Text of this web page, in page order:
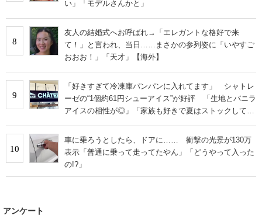
い」「モデルさんかと」
8
友人の結婚式へお呼ばれ→「エレガントな格好で来
て！」と言われ、当日……まさかの参列姿に「いやすご
おおお！」「天才」【海外】
9
「好きすぎて冷凍庫パンパンに入れてます」 シャトレ
ーゼの“1個約61円シューアイス”が好評 「生地とバニラ
アイスの相性が◎」「家族も好きで夏はストックして
10
車に乗ろうとしたら、ドアに…… 衝撃の光景が130万
表示「普通に乗って走ってたやん」「どうやって入った
の!?」
アンケート